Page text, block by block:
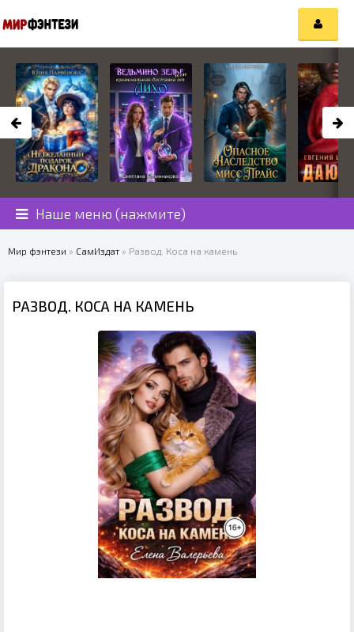
Наше меню (нажмите)
Мир фэнтези » СамИздат » Развод. Коса на камень
РАЗВОД. КОСА НА КАМЕНЬ